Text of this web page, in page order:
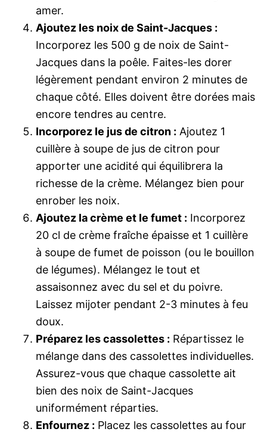
amer.
Ajoutez les noix de Saint-Jacques :
Incorporez les 500 g de noix de Saint-
Jacques dans la poêle. Faites-les dorer
légèrement pendant environ 2 minutes de
chaque côté. Elles doivent être dorées mais
encore tendres au centre.
Incorporez le jus de citron : Ajoutez 1
cuillère à soupe de jus de citron pour
apporter une acidité qui équilibrera la
richesse de la crème. Mélangez bien pour
enrober les noix.
Ajoutez la crème et le fumet : Incorporez
20 cl de crème fraîche épaisse et 1 cuillère
à soupe de fumet de poisson (ou le bouillon
de légumes). Mélangez le tout et
assaisonnez avec du sel et du poivre.
Laissez mijoter pendant 2-3 minutes à feu
doux.
Préparez les cassolettes : Répartissez le
mélange dans des cassolettes individuelles.
Assurez-vous que chaque cassolette ait
bien des noix de Saint-Jacques
uniformément réparties.
Enfournez : Placez les cassolettes au four